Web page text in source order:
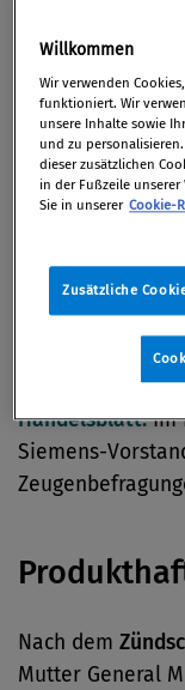
Fast 13 Jahre
YLinebeginnt
stehen ab
Onlineberichtet.
Die gerichtliche
steht
Handelsblatt.Im
Siemens-
Nach dem
Mutter General
Willkommen
Wir verwenden
funktioniert. Wir
unsere Inhalte sowie
und zu
dieser zusätzlichen
in der Fußzeile
Sie in unserer Cookie-
Zusätzliche